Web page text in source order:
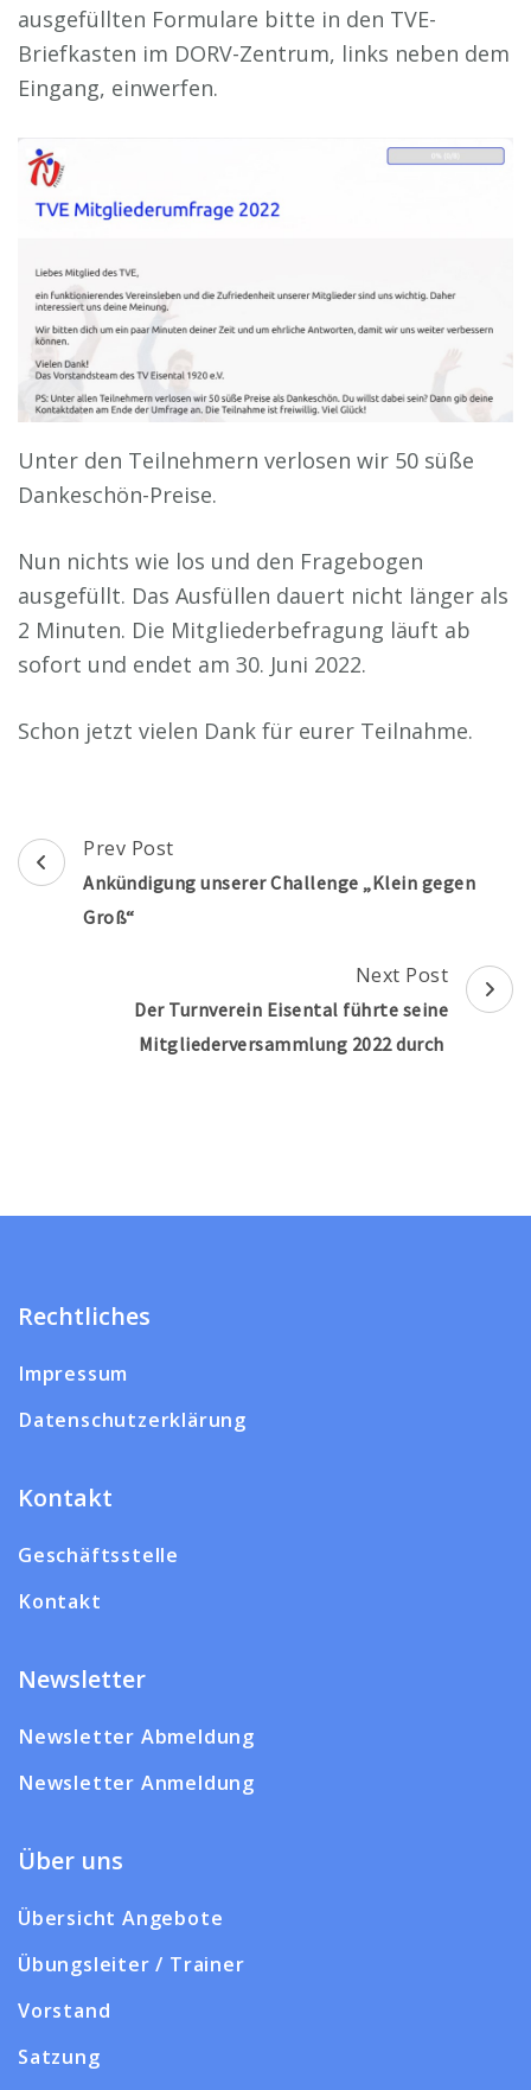
ausgefüllten Formulare bitte in den TVE-
Briefkasten im DORV-Zentrum, links neben dem
Eingang, einwerfen.
Unter den Teilnehmern verlosen wir 50 süße
Dankeschön-Preise.
Nun nichts wie los und den Fragebogen
ausgefüllt. Das Ausfüllen dauert nicht länger als
2 Minuten. Die Mitgliederbefragung läuft ab
sofort und endet am 30. Juni 2022.
Schon jetzt vielen Dank für eurer Teilnahme.
Post
Navigation
Prev Post
Ankündigung unserer Challenge „Klein gegen
Groß“
Next Post
Der Turnverein Eisental führte seine
Mitgliederversammlung 2022 durch
Rechtliches
Impressum
Datenschutzerklärung
Kontakt
Geschäftsstelle
Kontakt
Newsletter
Newsletter Abmeldung
Newsletter Anmeldung
Über uns
Übersicht Angebote
Übungsleiter / Trainer
Vorstand
Satzung